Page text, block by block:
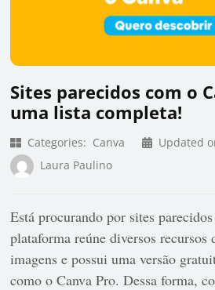
Sites parecidos com o
uma lista completa!
Categories: Canva Updated
Laura Paulino
Está procurando por sites
plataforma reúne diversos recursos
imagens e possui uma versão
como o Canva Pro. Dessa forma,